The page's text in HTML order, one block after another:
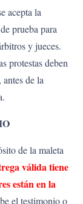
acepta la
prueba para
y jueces.
protestas deben
de la
de la maleta
válidatiene
están en la
el testimonio o